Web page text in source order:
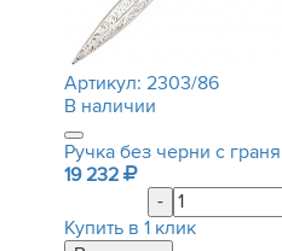
Артикул: 2303/86
В наличии
Ручка без черни с
19 232
-
Купить в 1 клик